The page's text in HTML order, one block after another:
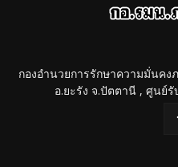
กองอำนวยการรักษาความมั่นค
อ.ยะรัง จ.ปัตตานี , ศูนย์รั